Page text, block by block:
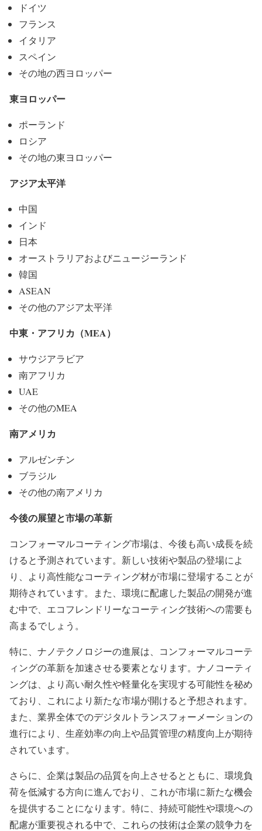
ドイツ
フランス
イタリア
スペイン
その地の西ヨロッパー
東ヨロッパー
ポーランド
ロシア
その地の東ヨロッパー
アジア太平洋
中国
インド
日本
オーストラリアおよびニュージーランド
韓国
ASEAN
その他のアジア太平洋
中東・アフリカ（MEA）
サウジアラビア
南アフリカ
UAE
その他のMEA
南アメリカ
アルゼンチン
ブラジル
その他の南アメリカ
今後の展望と市場の革新
コンフォーマルコーティング市場は、今後も高い成長を続
けると予測されています。新しい技術や製品の登場によ
り、より高性能なコーティング材が市場に登場することが
期待されています。また、環境に配慮した製品の開発が進
む中で、エコフレンドリーなコーティング技術への需要も
高まるでしょう。
特に、ナノテクノロジーの進展は、コンフォーマルコーテ
ィングの革新を加速させる要素となります。ナノコーティ
ングは、より高い耐久性や軽量化を実現する可能性を秘め
ており、これにより新たな市場が開けると予想されます。
また、業界全体でのデジタルトランスフォーメーションの
進行により、生産効率の向上や品質管理の精度向上が期待
されています。
さらに、企業は製品の品質を向上させるとともに、環境負
荷を低減する方向に進んでおり、これが市場に新たな機会
を提供することになります。特に、持続可能性や環境への
配慮が重要視される中で、これらの技術は企業の競争力を